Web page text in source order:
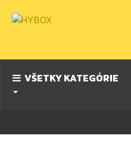
VŠETKY KATEGÓRIE